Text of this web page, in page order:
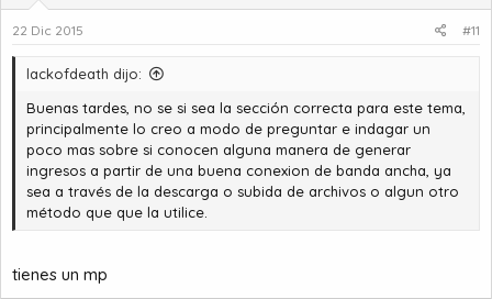
22 Dic 2015 #11
lackofdeath dijo:
Buenas tardes, no se si sea la sección correcta para este tema,
principalmente lo creo a modo de preguntar e indagar un
poco mas sobre si conocen alguna manera de generar
ingresos a partir de una buena conexion de banda ancha, ya
sea a través de la descarga o subida de archivos o algun otro
método que que la utilice.
tienes un mp